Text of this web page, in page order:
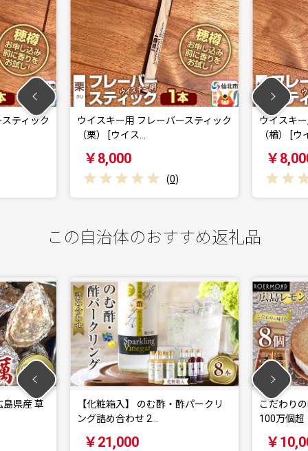
スキー用 フレーバースティック
(0)
ウイスキー用 フレーバーステ
(0)
この自治体のおすすめ返礼品
【化粧箱入】 のむ酢・酢パークリ
ング詰め合わせ 2…
￥21,000
こだわりの味わい
100万個超！広島
￥10,000